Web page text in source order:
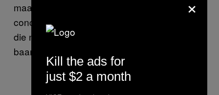
maak me inderdaad ook zorgen om de
concurrentie tussen studenten en jongeren
die niet op school zitten, maar wel dezelfde
baantjes willen hebben.
Kill the ads for
just $2 a month